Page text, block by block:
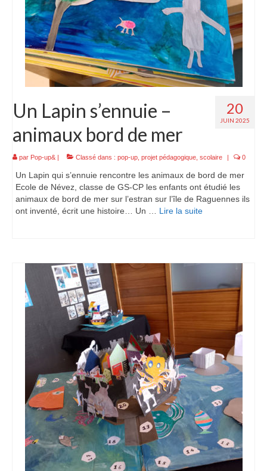
20
JUIN 2025
Un Lapin s’ennuie –
animaux bord de mer
par Pop-up& | Classé dans : pop-up projet pédagogique scolaire | 0
Un Lapin qui s’ennuie rencontre les animaux de bord de mer
Ecole de Névez, classe de GS-CP les enfants ont étudié les
animaux de bord de mer sur l’estran sur l’île de Raguennes ils
ont inventé, écrit une histoire… Un … Lire la suite­­